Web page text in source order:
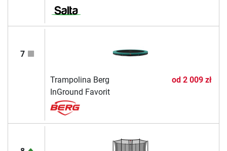
7
Trampolina Berg
InGround Favorit
od 2 009 zł